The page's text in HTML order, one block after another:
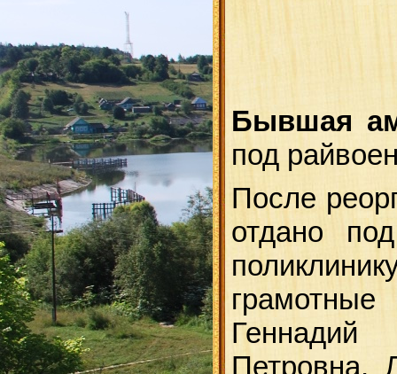
Бывшая
под
После
отдано
Петровна,